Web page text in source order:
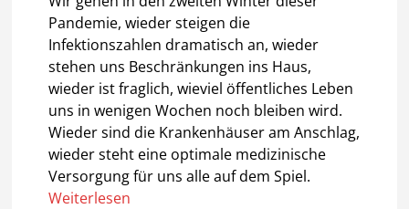
Pandemie, wieder steigen die
Infektionszahlen dramatisch an, wieder
stehen uns Beschränkungen ins Haus,
wieder ist fraglich, wieviel öffentliches Leben
uns in wenigen Wochen noch bleiben wird.
Wieder sind die Krankenhäuser am Anschlag,
wieder steht eine optimale medizinische
Versorgung für uns alle auf dem Spiel.
Weiterlesen